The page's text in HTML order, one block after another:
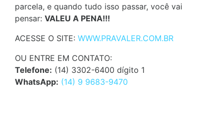
parcela, e quando tudo isso passar, você vai
pensar: VALEU A PENA!!!
ACESSE O SITE: WWW.PRAVALER.COM.BR
OU ENTRE EM CONTATO:
Telefone: (14) 3302-6400 dígito 1
WhatsApp: (14) 9 9683-9470